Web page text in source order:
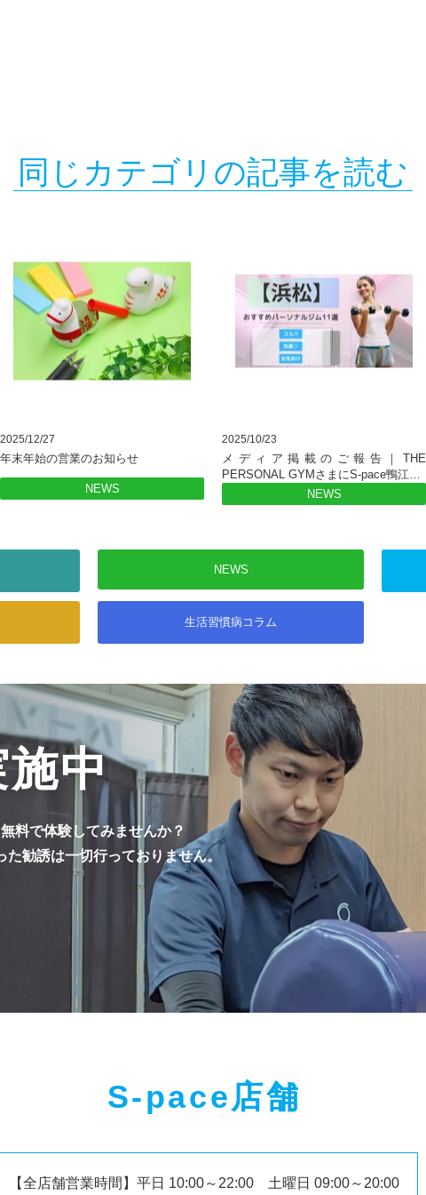
同じカテゴリの記事を読む
2025/12/27
年末年始の営業のお知らせ
NEWS
2025/10/23
メディア掲載のご報告｜THE
PERSONAL GYMさまにS-pace鴨江…
NEWS
NEWS
生活習慣病 コラム
中
料で体験してみませんか？
勧誘は一切行っておりません。
S-pace店舗
【全店舗営業時間】 平日 10:00～22:00 土曜日 09:00～20:00